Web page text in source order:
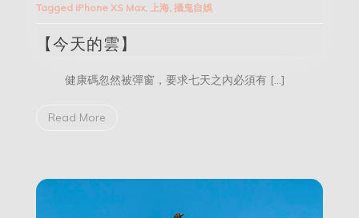
的
Tagged iPhone XS Max, 上海, 攝鬼自娛
【今天的雲】
健康碼忽然被彈窗，要求七天之內必須有 […]
Read More